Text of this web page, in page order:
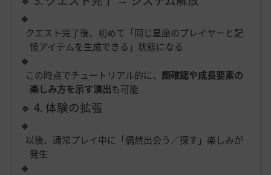
クエスト完了後、初めて「同じ星座のプレイヤーと記
憶アイテムを生成できる」状態になる
この時点でチュートリアル的に、顔確認や成長要素の
楽しみ方を示す演出も可能
🔹 4. 体験の拡張
以後、通常プレイ中に「偶然出会う／探す」楽しみが
発生